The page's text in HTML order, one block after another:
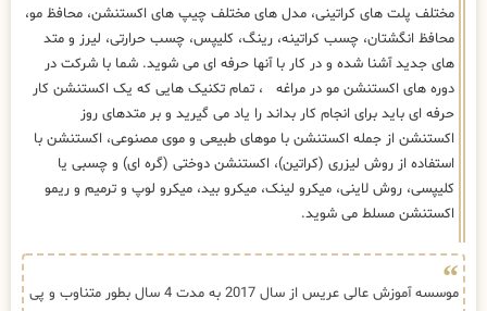
مختلف پلت های کراتینی، مدل های مختلف چیپ های اکستنشن، محافظ مو،
محافظ انگشتان، چسب کراتینه، رینگ، کلیپس، چسب حرارتی، لیرز و متد
های جدید آشنا شده و در کار با آنها حرفه ای می شوید. شما با شرکت در
دوره های اکستنشن مو در مراغه ، تمام تکنیک هایی که یک اکستنشن کار
حرفه ای باید برای انجام کار بداند را یاد می گیرید و بر متدهای روز
اکستنشن از جمله اکستنشن با موهای طبیعی و موی مصنوعی، اکستنشن با
استفاده از روش لیزری (کراتین)، اکستنشن دوختی (گره ای) و چسبی یا
کلیپسی، روش لاینی، میکرو لینک، میکرو بید، میکرو لوپ و ترمیم و ریمو
اکستنشن مسلط می شوید.
موسسه آموزش عالی عریس از سال 2017 به مدت 4 سال بطور متناوب و پی